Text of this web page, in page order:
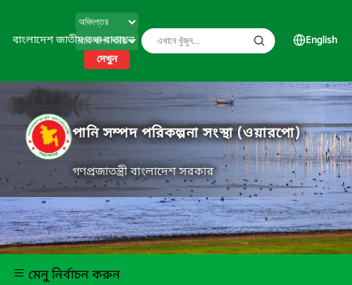
বাংলাদেশ জাতীয় তথ্য বাতায়ন
দেখুন
English
পানি সম্পদ পরিকল্পনা সংস্থা (ওয়ারপো)
গণপ্রজাতন্ত্রী বাংলাদেশ সরকার
মেনু নির্বাচন করুন